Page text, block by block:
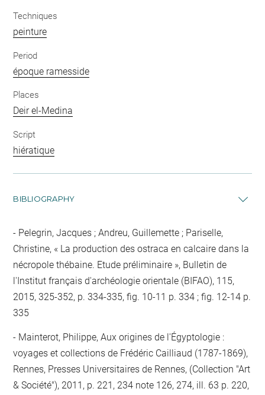
Techniques
peinture
Period
époque ramesside
Places
Deir el-Medina
Script
hiératique
BIBLIOGRAPHY
Pelegrin, Jacques ; Andreu, Guillemette ; Pariselle,
Christine, « La production des ostraca en calcaire dans la
nécropole thébaine. Etude préliminaire », Bulletin de
l'Institut français d'archéologie orientale (BIFAO), 115,
2015, 325-352, p. 334-335, fig. 10-11 p. 334 ; fig. 12-14 p.
335
Mainterot, Philippe, Aux origines de l'Égyptologie :
voyages et collections de Frédéric Cailliaud (1787-1869),
Rennes, Presses Universitaires de Rennes, (Collection "Art
& Société"), 2011, p. 221, 234 note 126, 274, ill. 63 p. 220,